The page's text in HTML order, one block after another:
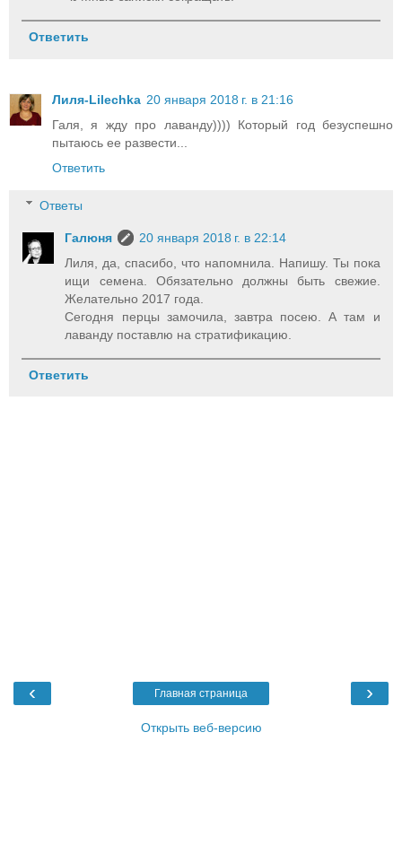
Ответить
Лиля-Lilechka 20 января 2018 г. в 21:16
Галя, я жду про лаванду)))) Который год безуспешно
пытаюсь ее развести...
Ответить
Ответы
Галюня
20 января 2018 г. в 22:14
Лиля, да, спасибо, что напомнила. Напишу. Ты пока
ищи семена. Обязательно должны быть свежие.
Желательно 2017 года.
Сегодня перцы замочила, завтра посею. А там и
лаванду поставлю на стратификацию.
Ответить
‹ ›
Главная страница
Открыть веб-версию